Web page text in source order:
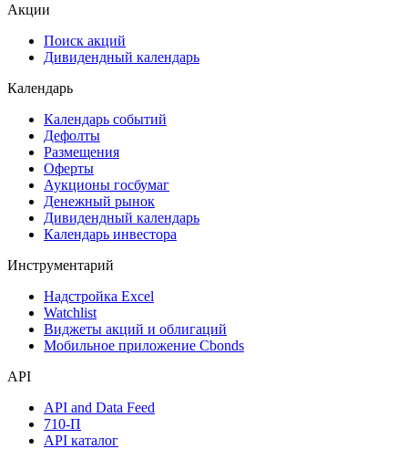
Акции
Поиск акций
Дивидендный календарь
Календарь
Календарь событий
Дефолты
Размещения
Оферты
Аукционы госбумаг
Денежный рынок
Дивидендный календарь
Календарь инвестора
Инструментарий
Надстройка Excel
Watchlist
Виджеты акций и облигаций
Мобильное приложение Cbonds
API
API and Data Feed
710-П
API каталог